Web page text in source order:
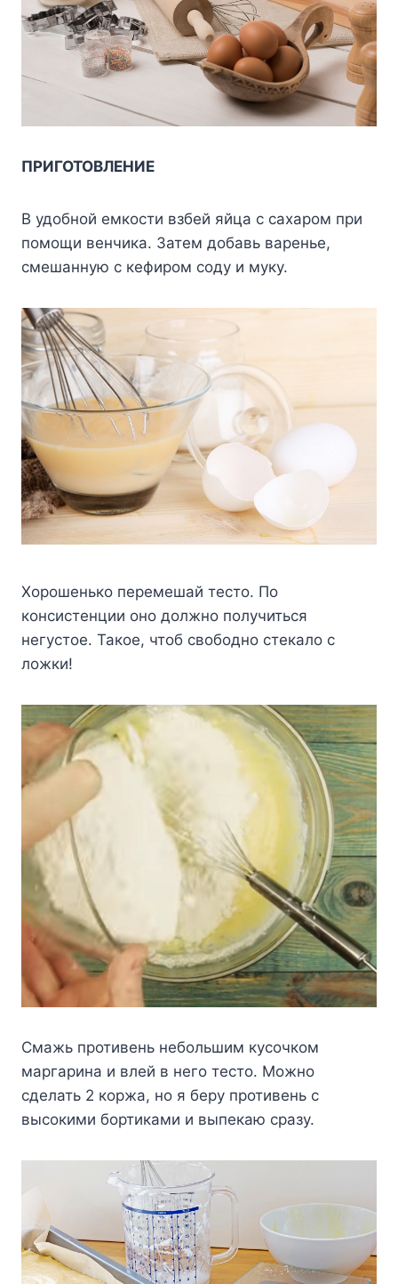
ПРИГОТОВЛЕНИЕ
В удобной емкости взбей яйца с сахаром при
помощи венчика. Затем добавь варенье,
смешанную с кефиром соду и муку.
Хорошенько перемешай тесто. По
консистенции оно должно получиться
негустое. Такое, чтоб свободно стекало с
ложки!
Смажь противень небольшим кусочком
маргарина и влей в него тесто. Можно
сделать 2 коржа, но я беру противень с
высокими бортиками и выпекаю сразу.